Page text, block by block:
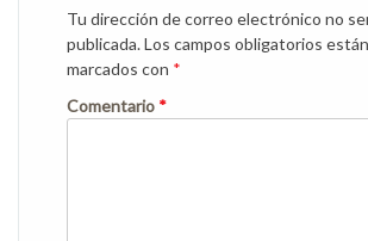
Tu dirección de correo electrónico no
publicada.Los campos obligatorios están
marcados con *
Comentario *